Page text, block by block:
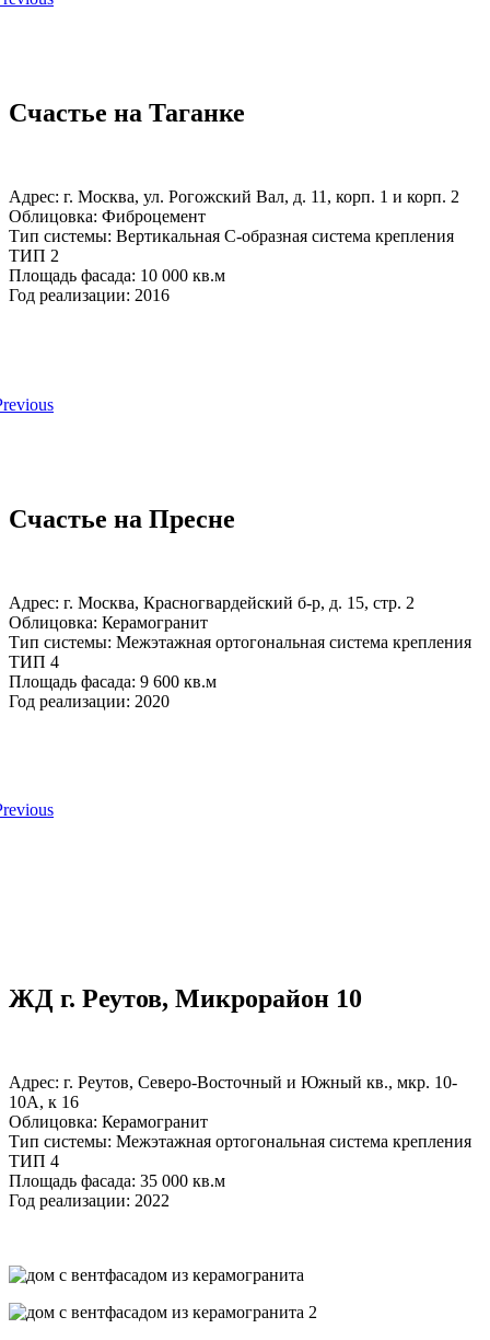
Счастье на Таганке
Адрес: г. Москва, ул. Рогожский Вал, д. 11, корп. 1 и корп. 2
Облицовка: Фиброцемент
Тип системы: Вертикальная С-образная система крепления
ТИП 2
Площадь фасада: 10 000 кв.м
Год реализации: 2016
Счастье на Пресне
Адрес: г. Москва, Красногвардейский б-р, д. 15, стр. 2
Облицовка: Керамогранит
Тип системы: Межэтажная ортогональная система крепления
ТИП 4
Площадь фасада: 9 600 кв.м
Год реализации: 2020
ЖД г. Реутов, Микрорайон 10
Адрес: г. Реутов, Северо-Восточный и Южный кв., мкр. 10-
10А, к 16
Облицовка: Керамогранит
Тип системы: Межэтажная ортогональная система крепления
ТИП 4
Площадь фасада: 35 000 кв.м
Год реализации: 2022